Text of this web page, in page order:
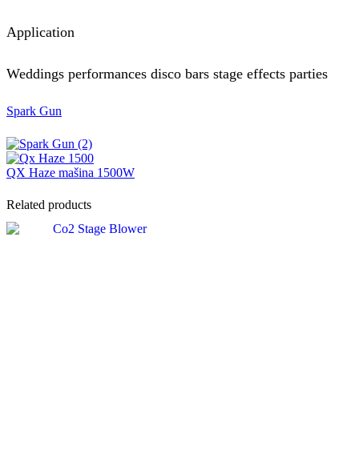
Application
Weddings performances disco bars stage effects parties
Spark Gun
QX Haze mašina 1500W
Related products